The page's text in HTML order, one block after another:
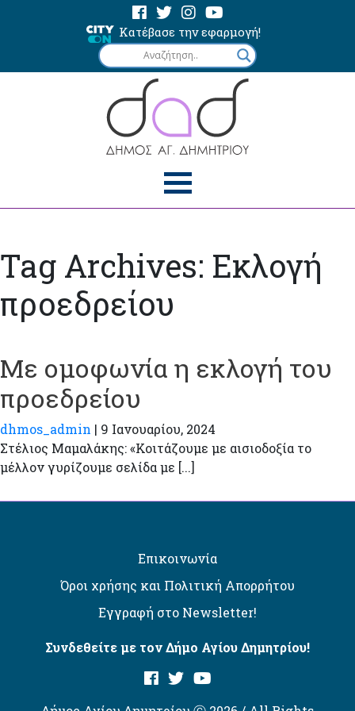
Κατέβασε την εφαρμογή!
Tag Archives: Εκλογή
προεδρείου
Με ομοφωνία η εκλογή του
προεδρείου
dhmos_admin | 9 Ιανουαρίου, 2024
Στέλιος Μαμαλάκης: «Κοιτάζουμε με αισιοδοξία το
μέλλον γυρίζουμε σελίδα με [...]
Επικοινωνία
Όροι χρήσης και Πολιτική Απορρήτου
Εγγραφή στο Newsletter!
Συνδεθείτε με τον Δήμο Αγίου Δημητρίου!